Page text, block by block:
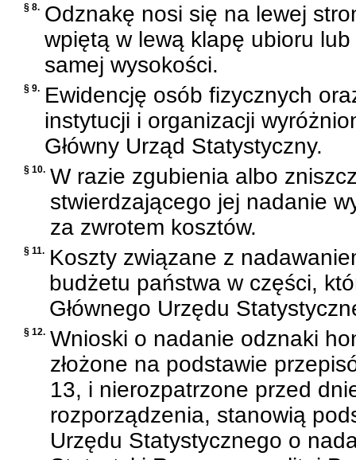
§ 8. Odznakę nosi się na lewej
wpiętą w lewą klapę ubioru
samej wysokości.
§ 9. Ewidencję osób fizycznych
instytucji i organizacji
Główny Urząd Statystyczny.
§ 10. W razie zgubienia albo
stwierdzającego jej nadanie
za zwrotem kosztów.
§ 11. Koszty związane z
budżetu państwa w części,
Głównego Urzędu
§ 12. Wnioski o nadanie odznaki
złożone na podstawie
13, i nierozpatrzone przed
rozporządzenia, stanowią
Urzędu Statystycznego o